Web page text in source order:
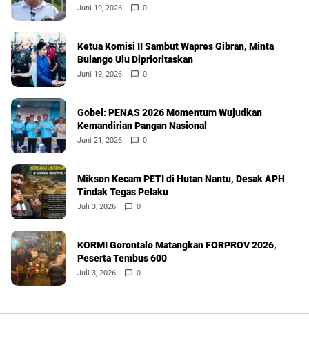
Juni 19, 2026 0
Ketua Komisi II Sambut Wapres Gibran, Minta
Bulango Ulu Diprioritaskan
Juni 19, 2026 0
Gobel: PENAS 2026 Momentum Wujudkan
Kemandirian Pangan Nasional
Juni 21, 2026 0
Mikson Kecam PETI di Hutan Nantu, Desak APH
Tindak Tegas Pelaku
Juli 3, 2026 0
KORMI Gorontalo Matangkan FORPROV 2026,
Peserta Tembus 600
Juli 3, 2026 0